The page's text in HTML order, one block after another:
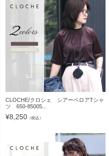
CLOCHE/クロシェ シアーベロアTシャ
ツ 650-85005...
¥8,250 （税込）